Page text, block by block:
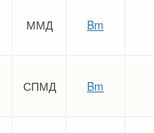
ММД Bm
СПМД Bm